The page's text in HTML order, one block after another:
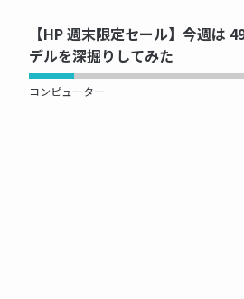
【HP 週末限定セール】今週は
デルを深掘りしてみた
コンピューター